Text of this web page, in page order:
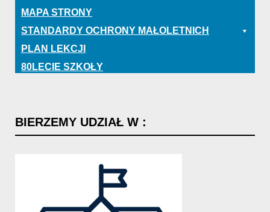
MAPA STRONY
STANDARDY OCHRONY MAŁOLETNICH
PLAN LEKCJI
80LECIE SZKOŁY
BIERZEMY UDZIAŁ W :